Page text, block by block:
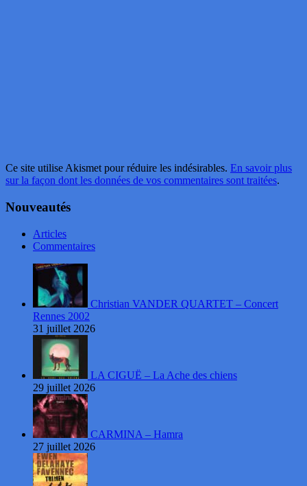
Ce site utilise Akismet pour réduire les indésirables. En savoir plus
sur la façon dont les données de vos commentaires sont traitées.
Nouveautés
Articles
Commentaires
Christian VANDER QUARTET – Concert
Rennes 2002
31 juillet 2026
LA CIGUË – La Ache des chiens
29 juillet 2026
CARMINA – Hamra
27 juillet 2026